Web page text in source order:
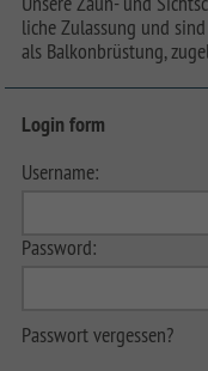
liche Zulassung und
als Balkonbrüstung,
Login form
Username:
Password:
Passwort vergessen?